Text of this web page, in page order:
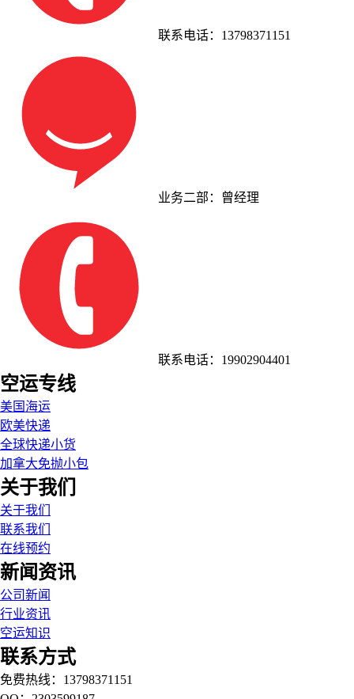
联系电话：13798371151
业务二部：曾经理
联系电话：19902904401
空运专线
美国海运
欧美快递
全球快递小货
加拿大免抛小包
关于我们
关于我们
联系我们
在线预约
新闻资讯
公司新闻
行业资讯
空运知识
联系方式
免费热线：13798371151